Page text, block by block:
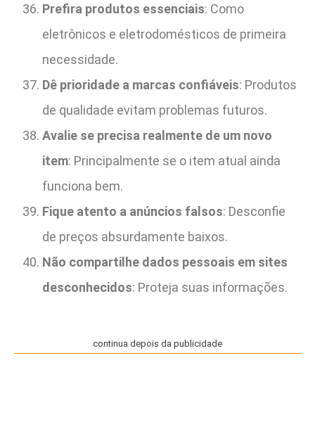
Prefira produtos essenciais: Como
eletrônicos e eletrodomésticos de primeira
necessidade.
Dê prioridade a marcas confiáveis: Produtos
de qualidade evitam problemas futuros.
Avalie se precisa realmente de um novo
item: Principalmente se o item atual ainda
funciona bem.
Fique atento a anúncios falsos: Desconfie
de preços absurdamente baixos.
Não compartilhe dados pessoais em sites
desconhecidos: Proteja suas informações.
continua depois da publicidade